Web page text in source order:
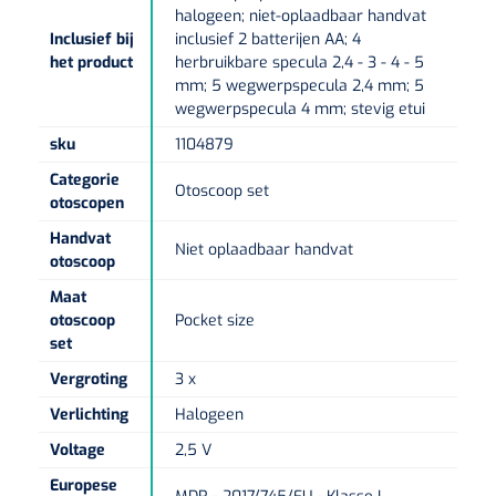
Doucheramen
Wandbeugels
Douchestoelen
Toiletbeugels
Diversen badkamerhulpmiddelen
Douchebrancard
Douchetabouretten
NKO
Laryngoscopen
Lichaamsmeting
Zelftest apparatuur
Thermometers
Weegschalen
Tecar
Ultrageluid & elektrotherapie
TENS
Kort-en microgolf
Hydromassage
Pressotherapie & massage
Thermotherapie
Lymfedrainage
Handdoekrollen
Keukenrollen
Persoonlijk beschermingsmateriaal
Mutsen
Klompen
Oordoppen
Maskers
Handschoenen
Karren & trolleys
Linnenkarren
Afvalverzamelaars
Transportwagens
Wondzorgkarren
Instrumentenwagens
PC karren
Medicatiekarren
Instrumentendozen & verbandtrommels
Verbandtrommels
Instrumentendozen
Pincetten
Scharen
Hysterometers
Gipszagen & ringzagen
Non-woven kompressen
Splitkompressen
Zinklijmverbanden
Polsterwatten
Armdraagband
Loopzolen
Inclusief bij
het product
halogeen; niet-oplaadbaar handvat
inclusief 2 batterijen AA; 4
herbruikbare specula 2,4 - 3 - 4 - 5
mm; 5 wegwerpspecula 2,4 mm; 5
wegwerpspecula 4 mm; stevig etui
sku
1104879
Categorie
otoscopen
Otoscoop set
Handvat
otoscoop
Niet oplaadbaar handvat
Maat
otoscoop
set
Pocket size
Vergroting
3 x
Verlichting
Halogeen
Voltage
2,5 V
Europese